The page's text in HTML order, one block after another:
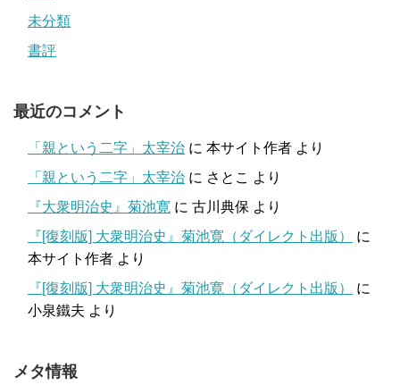
未分類
書評
最近のコメント
「親という二字」太宰治 に 本サイト作者 より
「親という二字」太宰治 に さとこ より
『大衆明治史』菊池寛 に 古川典保 より
『[復刻版] 大衆明治史』菊池寛（ダイレクト出版）
に
本サイト作者 より
『[復刻版] 大衆明治史』菊池寛（ダイレクト出版）
に
小泉鐵夫 より
メタ情報